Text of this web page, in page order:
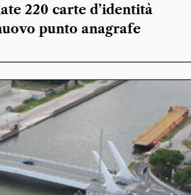
220 carte d’identità
punto anagrafe